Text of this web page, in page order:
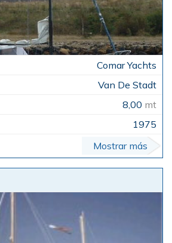
Comar Yachts
Van De Stadt
8,00 mt
1975
Mostrar más